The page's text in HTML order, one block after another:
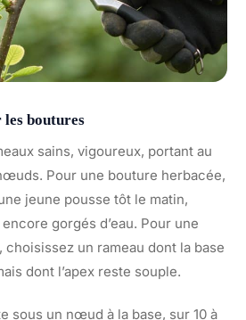
boutures
sains, vigoureux, portant au
Pour une bouture herbacée,
jeune pousse tôt le matin,
gorgés d’eau. Pour une
un rameau dont la base
dont l’apex reste souple.
sous un nœud à la base, sur 10 à